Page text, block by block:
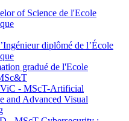
of Science de l'Ecole
diplômé de l’École
gradué de l'Ecole
- MScT-Artificial
and Advanced Visual